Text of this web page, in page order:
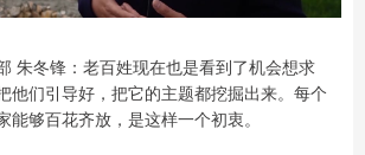
朱冬锋：老百姓现在也是看到了机会想求
他们引导好，把它的主题都挖掘出来。每个
够百花齐放，是这样一个初衷。